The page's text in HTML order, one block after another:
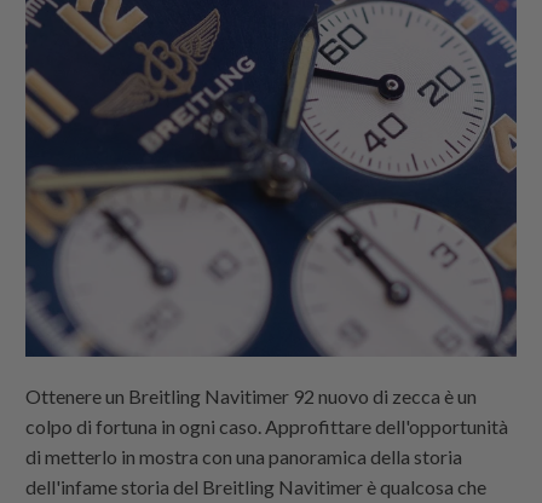
Ottenere un Breitling Navitimer 92 nuovo di zecca è un
colpo di fortuna in ogni caso. Approfittare dell'opportunità
di metterlo in mostra con una panoramica della storia
dell'infame storia del Breitling Navitimer è qualcosa che